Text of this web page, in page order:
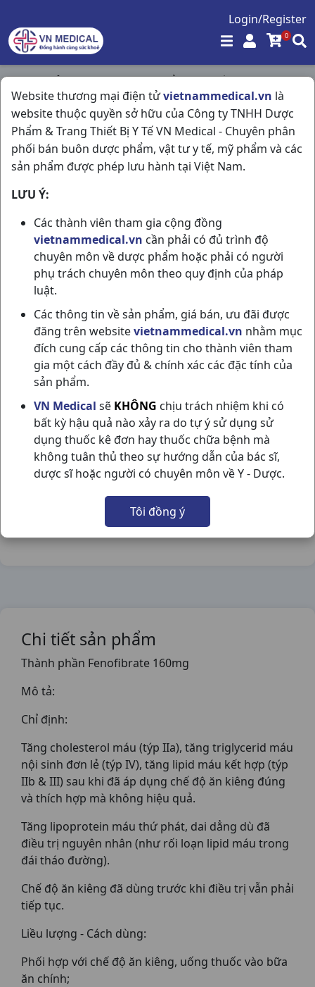
Login/Register
0
Website thương mại điện tửvietnammedical.vn là
website thuộc quyền sở hữu của Công ty TNHH Dược
Phẩm & Trang Thiết Bị Y Tế VN Medical - Chuyên phân
phối bán buôn dược phẩm, vật tư y tế, mỹ phẩm và các
sản phẩm được phép lưu hành tại Việt Nam.
LƯU Ý:
Các thành viên tham gia cộng đồng
vietnammedical.vn cần phải có đủ trình độ
chuyên môn về dược phẩm hoặc phải có người
phụ trách chuyên môn theo quy định của pháp
luật.
Các thông tin về sản phẩm, giá bán, ưu đãi được
đăng trên websitevietnammedical.vn nhằm mục
đích cung cấp các thông tin cho thành viên tham
gia một cách đầy đủ & chính xác các đặc tính của
sản phẩm.
VN Medical sẽ KHÔNG chịu trách nhiệm khi có
bất kỳ hậu quả nào xảy ra do tự ý sử dụng sử
dụng thuốc kê đơn hay thuốc chữa bệnh mà
không tuân thủ theo sự hướng dẫn của bác sĩ,
dược sĩ hoặc người có chuyên môn về Y - Dược.
Tôi đồng ý
Trang chủ / Tim Mạch - Lợi Tiểu- Nội Tiết /
Fenosup 160mg H30v Belgium
FENOSUP 160MG H30V BELGIUM
NSX:Belgium
Nhóm hàng:Tim Mạch - Lợi Tiểu- Nội Tiết,
Chia sẻ qua mạng xã hội:
Chi tiết sản phẩm
Thành phần Fenofibrate 160mg
Mô tả:
Chỉ định:
Tăng cholesterol máu (týp IIa), tăng triglycerid máu
nội sinh đơn lẻ (týp IV), tăng lipid máu kết hợp (týp
IIb & III) sau khi đã áp dụng chế độ ăn kiêng đúng
và thích hợp mà không hiệu quả.
Tăng lipoprotein máu thứ phát, dai dẳng dù đã
điều trị nguyên nhân (như rối loạn lipid máu trong
đái tháo đường).
Chế độ ăn kiêng đã dùng trước khi điều trị vẫn phải
tiếp tục.
Liều lượng - Cách dùng:
Phối hợp với chế độ ăn kiêng, uống thuốc vào bữa
ăn chính;